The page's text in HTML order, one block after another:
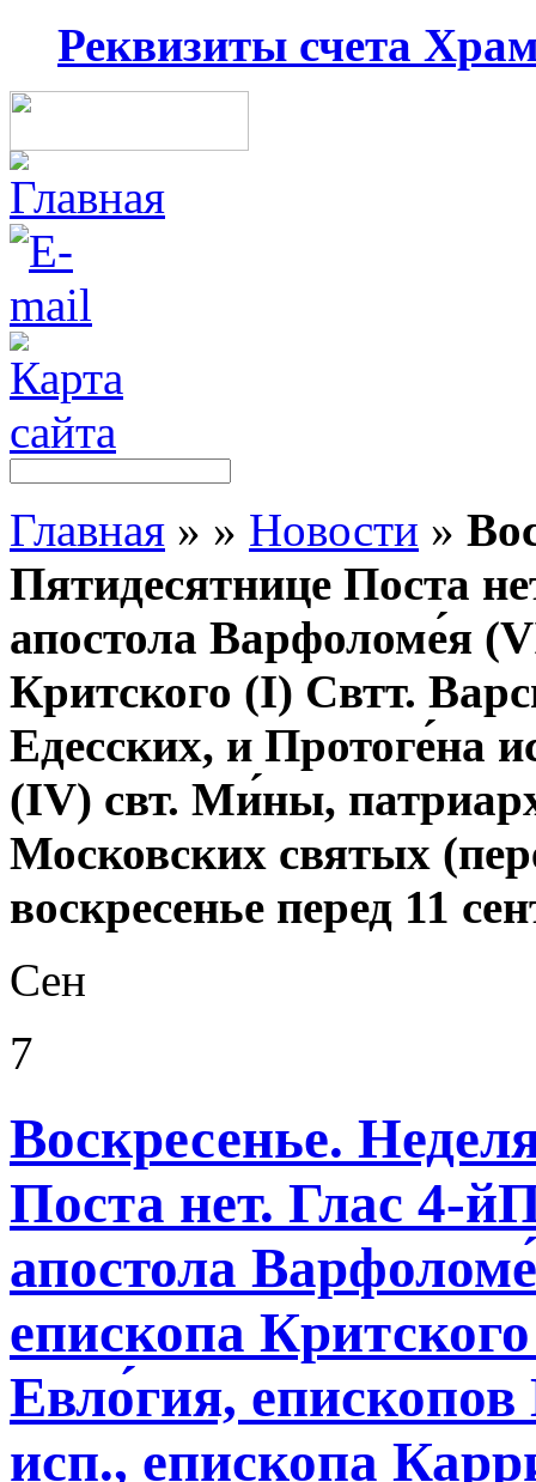
Реквизиты счета
Главная » » Новости »
Пятидесятнице Поста
апостола Варфоломе́я
Критского (I) Свтт.
Едесских, и Протоге́на
(IV) свт. Ми́ны,
Московских святых
воскресенье перед 11
Сен
7
Воскресенье.
Поста нет. Глас 4-
апостола
епископа
Евло́гия,
исп., епископа